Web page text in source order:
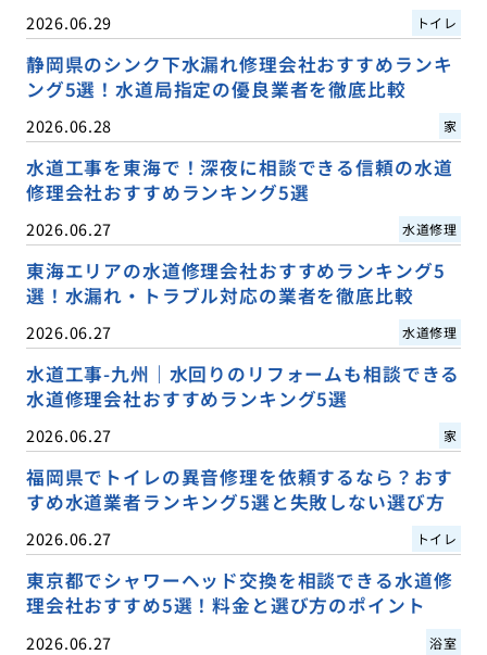
2026.06.29 トイレ
静岡県のシンク下水漏れ修理会社おすすめランキ
ング5選！水道局指定の優良業者を徹底比較
2026.06.28 家
水道工事を東海で！深夜に相談できる信頼の水道
修理会社おすすめランキング5選
2026.06.27 水道修理
東海エリアの水道修理会社おすすめランキング5
選！水漏れ・トラブル対応の業者を徹底比較
2026.06.27 水道修理
水道工事-九州｜水回りのリフォームも相談できる
水道修理会社おすすめランキング5選
2026.06.27 家
福岡県でトイレの異音修理を依頼するなら？おす
すめ水道業者ランキング5選と失敗しない選び方
2026.06.27 トイレ
東京都でシャワーヘッド交換を相談できる水道修
理会社おすすめ5選！料金と選び方のポイント
2026.06.27 浴室